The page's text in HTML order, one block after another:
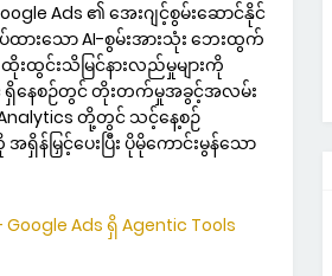
Ads ၏ အေးဂျင့်စွမ်းဆောင်နိုင်
းသော AI-စွမ်းအားသုံး ဘေးထွက်
ထိုးထွင်းသိမြင်နားလည်မှုများကို
င် ရှိနေစဉ်တွင် တိုးတက်မှုအခွင့်အလမ်း
တို့တွင် သင့်နေ့စဉ်
ရှိန်မြှင့်ပေးပြီး ပိုမိုကောင်းမွန်သော
Ads ရှိ Agentic Tools